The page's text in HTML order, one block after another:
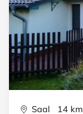
Saal 14 km